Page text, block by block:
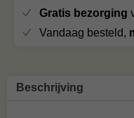
Gratis bezorging
Vandaag besteld,
Beschrijving